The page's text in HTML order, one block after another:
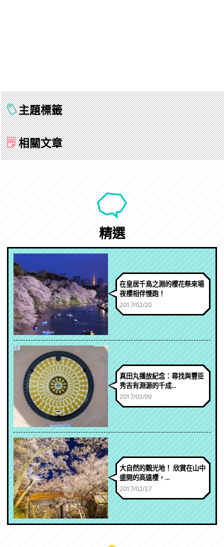
主題標籤
相關文章
精選
在皇居千鳥之淵的櫻花祭來場
夜櫻相伴慢跑！
2017/02/20
真田丸播放紀念：尋找與豐臣
秀吉有淵源的千成...
2017/03/09
大自然的觀光地！ 欣賞在山中
盛開的高遠櫻，...
2017/02/27